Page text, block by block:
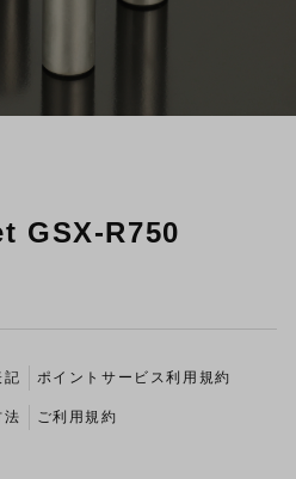
GSX-R750
記 ポイントサービス利用規約
法 ご利用規約